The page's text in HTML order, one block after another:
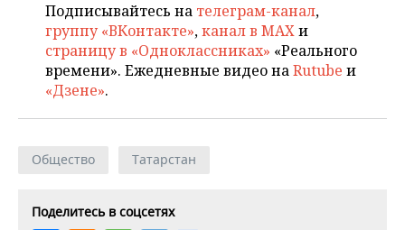
Подписывайтесь на телеграм-канал,
группу «ВКонтакте»,канал в MAXи
страницу в «Одноклассниках» «Реального
времени». Ежедневные видео наRutube и
«Дзене».
Общество Татарстан
Поделитесь в соцсетях